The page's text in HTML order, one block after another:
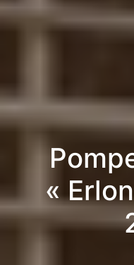
«